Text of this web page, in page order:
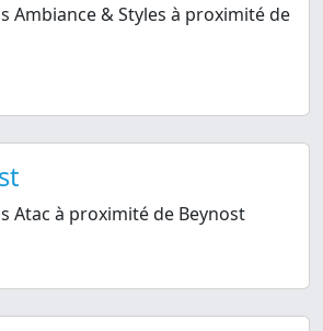
Ambiance & Styles à proximité de
Atac à proximité de Beynost